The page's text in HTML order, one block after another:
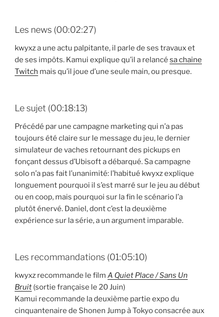
Les news (00:02:27)
kwyxz a une actu palpitante, il parle de ses travaux et
de ses impôts. Kamui explique qu’il a relancé sa chaine
Twitch mais qu’il joue d’une seule main, ou presque.
Le sujet (00:18:13)
Précédé par une campagne marketing qui n’a pas
toujours été claire sur le message du jeu, le dernier
simulateur de vaches retournant des pickups en
fonçant dessus d’Ubisoft a débarqué. Sa campagne
solo n’a pas fait l’unanimité: l’habitué kwyxz explique
longuement pourquoi il s’est marré sur le jeu au début
ou en coop, mais pourquoi sur la fin le scénario l’a
plutôt énervé. Daniel, dont c’est la deuxième
expérience sur la série, a un argument imparable.
Les recommandations (01:05:10)
kwyxz recommande le film A Quiet Place / Sans Un
Bruit (sortie française le 20 Juin)
Kamui recommande la deuxième partie expo du
cinquantenaire de Shonen Jump à Tokyo consacrée aux